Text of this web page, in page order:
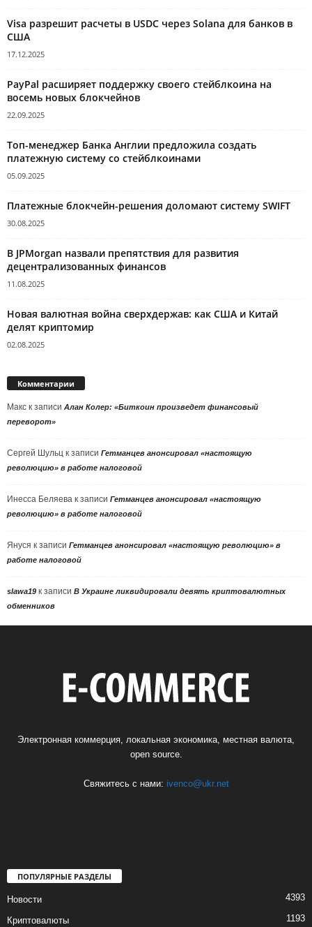
Visa разрешит расчеты в USDC через Solana для банков в
США
17.12.2025
PayPal расширяет поддержку своего стейблкоина на
восемь новых блокчейнов
22.09.2025
Топ-менеджер Банка Англии предложила создать
платежную систему со стейблкоинами
05.09.2025
Платежные блокчейн-решения доломают систему SWIFT
30.08.2025
В JPMorgan назвали препятствия для развития
децентрализованных финансов
11.08.2025
Новая валютная война сверхдержав: как США и Китай
делят криптомир
02.08.2025
Комментарии
Макс к записи Алан Колер: «Биткоин произведет финансовый
переворот»
Сергей Шульц к записи Гетманцев анонсировал «настоящую
революцию» в работе налоговой
Инесса Беляева к записи Гетманцев анонсировал «настоящую
революцию» в работе налоговой
Януся к записи Гетманцев анонсировал «настоящую революцию» в
работе налоговой
slawa19 к записи В Украине ликвидировали девять криптовалютных
обменников
Электронная коммерция, локальная экономика, местная валюта,
open source.
Свяжитесь с нами: ivenco@ukr.net
ПОПУЛЯРНЫЕ РАЗДЕЛЫ
Новости 4393
Криптовалюты 1193